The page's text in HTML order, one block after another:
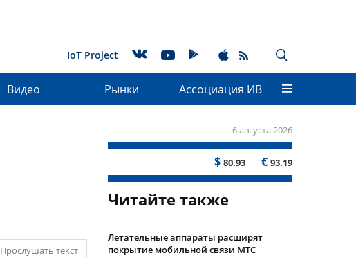
IoT Project
Видео Рынки Ассоциация ИВ
6 августа 2026
$ 80.93 € 93.19
Прослушать текст
Читайте также
Летательные аппараты расширят
покрытие мобильной связи МТС